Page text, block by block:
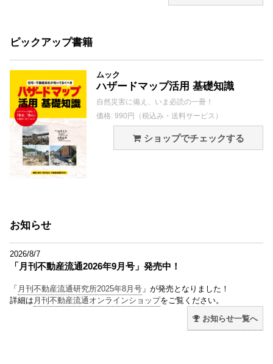
ピックアップ書籍
ムック
ハザードマップ活用 基礎知識
自然災害に備え、いま必読の一冊！
価格: 990円（税込み・送料サービス）
ショップでチェックする
お知らせ
2026/8/7
「月刊不動産流通2026年9月号」発売中！
「 月刊不動産流通研究所2025年8月号 」が発売となりました！
詳細は 月刊不動産流通オンラインショップをご覧ください。
お知らせ一覧へ